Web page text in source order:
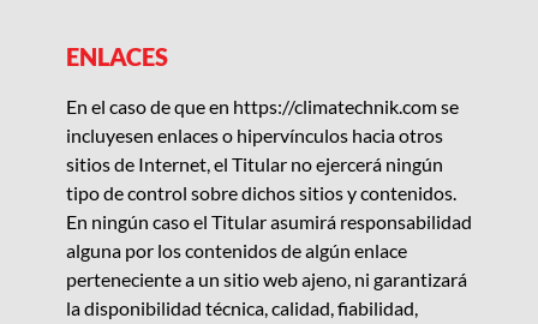
ENLACES
En el caso de queen https://climatechnik.comse
incluyesen enlaces o hipervínculos hacia otros
sitios de Internet, el Titular no ejercerá ningún
tipo de control sobre dichos sitios y contenidos.
En ningún casoel Titularasumirá responsabilidad
alguna por los contenidos de algún enlace
perteneciente a un sitio web ajeno, ni garantizará
la disponibilidad técnica, calidad, fiabilidad,